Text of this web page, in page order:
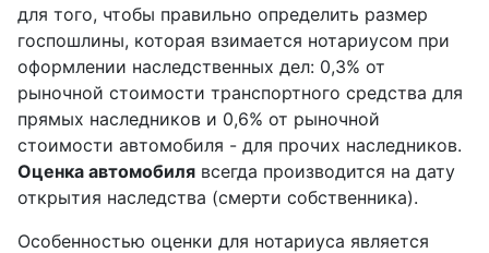
для того, чтобы правильно определить размер
госпошлины, которая взимается нотариусом при
оформлении наследственных дел: 0,3% от
рыночной стоимости транспортного средства для
прямых наследников и 0,6% от рыночной
стоимости автомобиля - для прочих наследников.
Оценка автомобиля всегда производится на дату
открытия наследства (смерти собственника).
Особенностью оценки для нотариуса является